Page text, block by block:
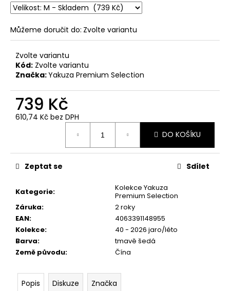
Můžeme doručit do: Zvolte variantu
Zvolte variantu
Kód: Zvolte variantu
Značka:Yakuza Premium Selection
739 Kč
610,74 Kč bez DPH
DO KOŠÍKU
Kategorie:
Kolekce Yakuza
Premium Selection
Záruka:
2 roky
EAN:
4063391148955
Kolekce:
40 - 2026 jaro/léto
Barva:
tmavě šedá
Země původu: Čína
Zeptat se Sdílet
Popis Diskuze Značka
PÁNSKÉ
OLIVOVÉ
TRIČKO
YAKUZA
PREMIUM
BL-
204
BROKEN
848
Kč